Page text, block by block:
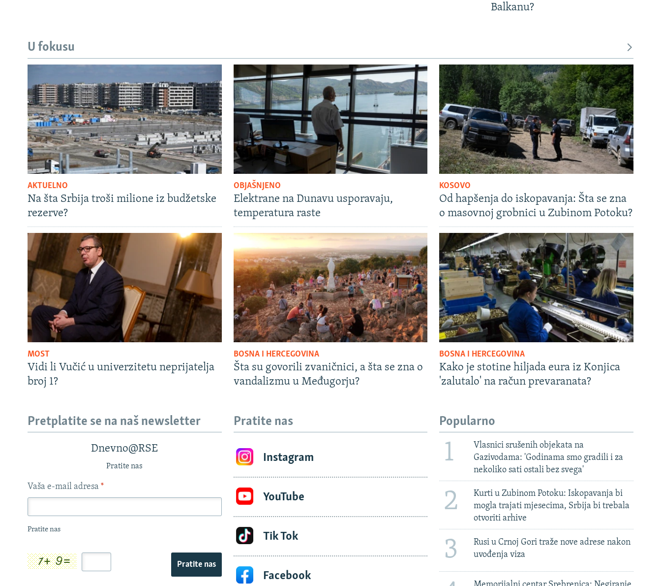
Balkanu?
U fokusu
AKTUELNO
Na šta Srbija troši milione iz budžetske
rezerve?
OBJAŠNJENO
Elektrane na Dunavu usporavaju,
temperatura raste
KOSOVO
Od hapšenja do iskopavanja: Šta se zna
o masovnoj grobnici u Zubinom Potoku?
MOST
Vidi li Vučić u univerzitetu neprijatelja
broj 1?
BOSNA I HERCEGOVINA
Šta su govorili zvaničnici, a šta se zna o
vandalizmu u Međugorju?
BOSNA I HERCEGOVINA
Kako je stotine hiljada eura iz Konjica
'zalutalo' na račun prevaranata?
Pretplatite se na naš newsletter
Dnevno@RSE
Pratite nas
Vaša e-mail adresa *
Pratite nas
Pratite nas
Pratite nas
Instagram
YouTube
Tik Tok
Facebook
Popularno
1
Vlasnici srušenih objekata na
Gazivodama: 'Godinama smo gradili i za
nekoliko sati ostali bez svega'
2
Kurti u Zubinom Potoku: Iskopavanja bi
mogla trajati mjesecima, Srbija bi trebala
otvoriti arhive
3
Rusi u Crnoj Gori traže nove adrese nakon
uvođenja viza